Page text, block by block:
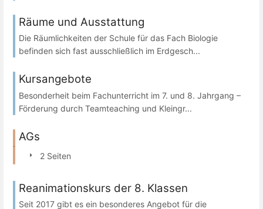
Räume und Ausstattung
Die Räumlichkeiten der Schule für das Fach Biologie
befinden sich fast ausschließlich im Erdgesch...
Kursangebote
Besonderheit beim Fachunterricht im 7. und 8. Jahrgang –
Förderung durch Teamteaching und Kleingr...
AGs
2 Seiten
Reanimationskurs der 8. Klassen
Seit 2017 gibt es ein besonderes Angebot für die